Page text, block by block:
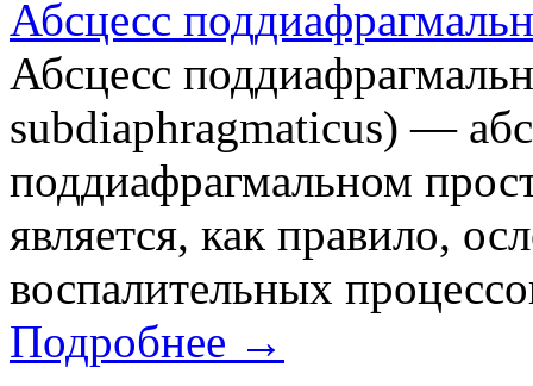
Абсцесс
Абсцесс
subdiaphragmaticus) —
поддиафрагмальном
является, как правило,
воспалительных
Подробнее →